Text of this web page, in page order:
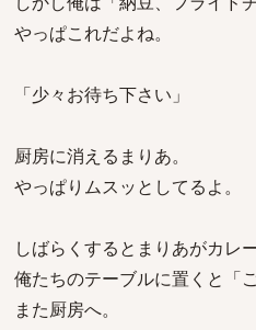
やっぱこれだよね。
「少々お待ち下さい」
厨房に消えるまりあ。
やっぱりムスッとしてるよ。
しばらくするとまりあがカレ
俺たちのテーブルに置くと「
また厨房へ。